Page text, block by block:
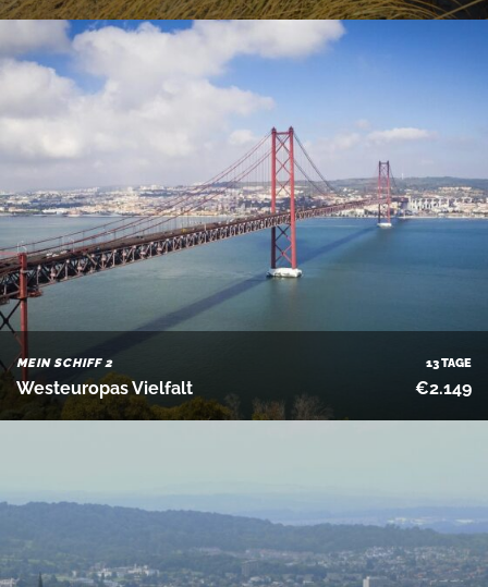
MEIN SCHIFF 2
Westeuropas Vielfalt
13 TAGE
€2.149